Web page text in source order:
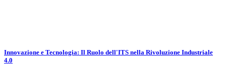
Innovazione e Tecnologia: Il Ruolo dell'ITS nella Rivoluzione Industriale
4.0